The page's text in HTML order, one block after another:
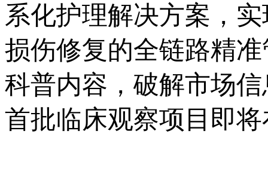
系化护理解决方案，
损伤修复的全链路精
科普内容，破解市场
首批临床观察项目即